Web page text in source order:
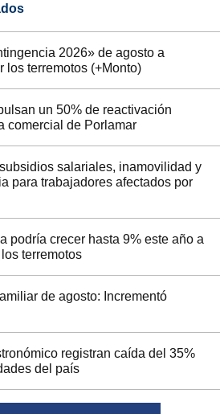
2026» de agosto a
los terremotos (+Monto)
un 50% de reactivación
comercial de Porlamar
salariales, inamovilidad y
para trabajadores afectados por
podría crecer hasta 9% este año a
terremotos
de agosto: Incrementó
registran caída del 35%
del país